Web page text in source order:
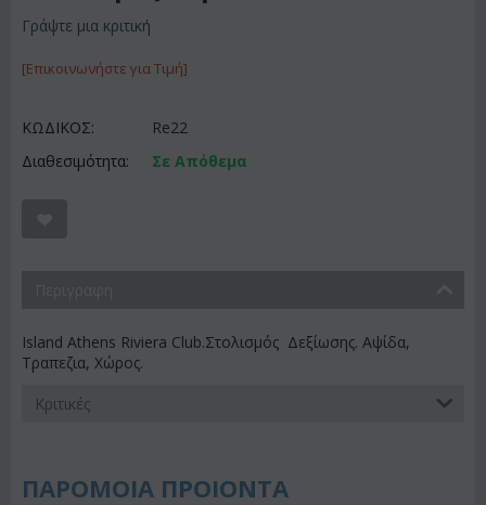
Γράψτε μια κριτική
[Επικοινωνήστε για Τιμή]
ΚΩΔΙΚΟΣ:
Re22
Διαθεσιμότητα:
Σε Απόθεμα
Island Athens Riviera Club.Στολισμός Δεξίωσης. Αψίδα,
Τραπεζια, Χώρος.
Κριτικές
ΠΑΡΟΜΟΙΑ ΠΡΟΙΟΝΤΑ